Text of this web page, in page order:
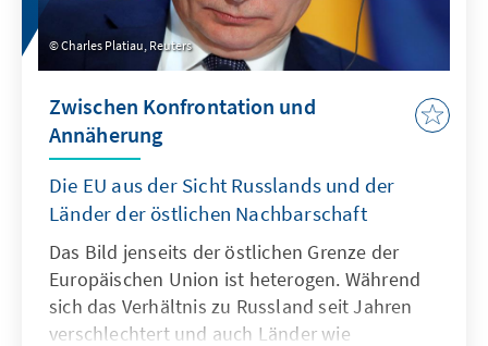
Charles Platiau, Reuters
Zwischen Konfrontation und
Annäherung
Die EU aus der Sicht Russlands und der
Länder der östlichen Nachbarschaft
Das Bild jenseits der östlichen Grenze der
Europäischen Union ist heterogen. Während
sich das Verhältnis zu Russland seit Jahren
verschlechtert und auch Länder wie